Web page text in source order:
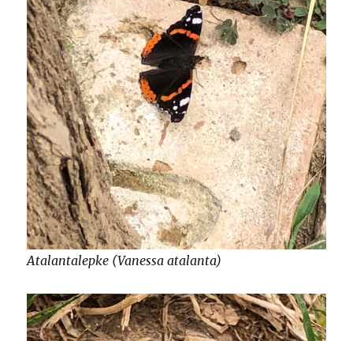
Atalantalepke (Vanessa atalanta)